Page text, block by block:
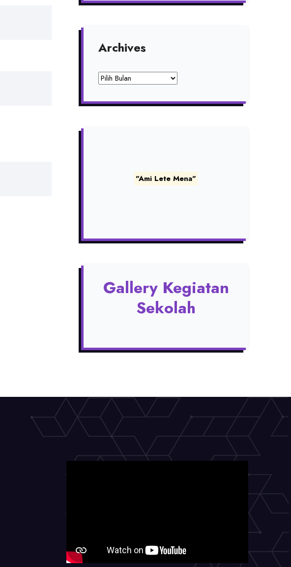
Archives
Archives
"Ami Lete Mena"
Gallery Kegiatan
Sekolah